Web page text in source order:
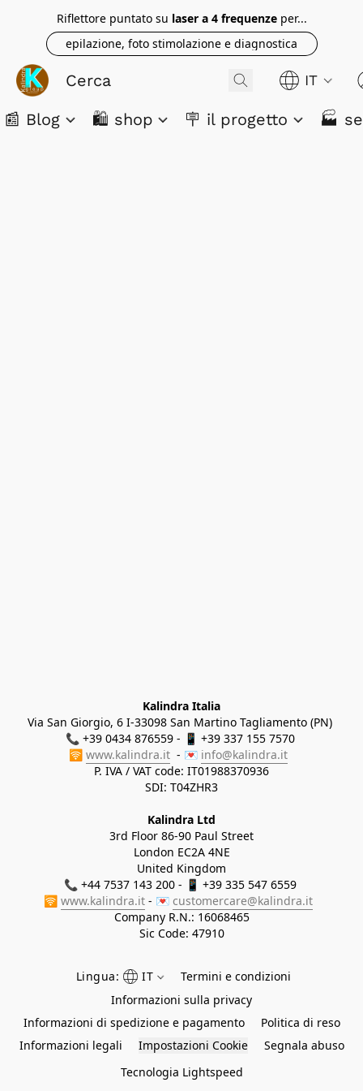
Riflettore puntato su laser a 4 frequenzeper...
epilazione, foto stimolazione e diagnostica
IT
📰 Blog 🛍️ shop 🪧 il progetto 🏭
Kalindra Italia
Via San Giorgio, 6 I-33098 San Martino Tagliamento (PN)
📞 +39 0434 876559 - 📱 +39 337 155 7570
🛜 www.kalindra.it
  - 💌
info@kalindra.it
P. IVA / VAT code: IT01988370936
SDI: T04ZHR3
Kalindra Ltd
3rd Floor 86-90 Paul Street
London EC2A 4NE
United Kingdom
📞 +44 7537 143 200 - 📱 +39 335 547 6559
🛜 www.kalindra.it - 💌 customercare@kalindra.it
Company R.N.: 16068465
Sic Code: 47910
Lingua: IT
Termini e condizioni
Informazioni sulla privacy
Informazioni di spedizione e pagamento
Politica di reso
Informazioni legali
Impostazioni Cookie
Segnala abuso
Tecnologia Lightspeed